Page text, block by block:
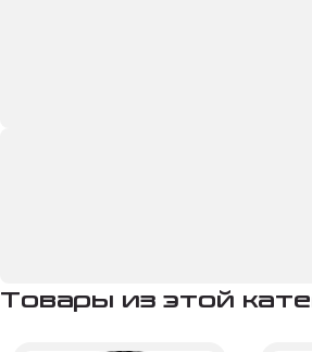
Товары из этой